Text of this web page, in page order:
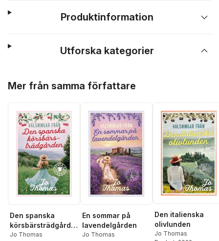
Produktinformation
Utforska kategorier
Mer från samma författare
Den spanska
körsbärsträdgårde
n
Jo Thomas
En sommar på
lavendelgården
Jo Thomas
Den italienska
olivlunden
Jo Thomas